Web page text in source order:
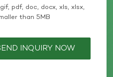
pdf, doc, docx, xls, xlsx,
than 5MB
INQUIRY NOW